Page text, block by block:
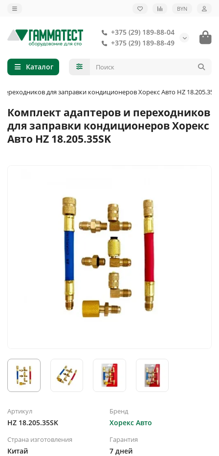
BYN
+375 (29) 189-88-04
+375 (29) 189-88-49
Каталог
для заправки кондиционеров Хорекс Авто HZ
Комплект адаптеров и переходников
для заправки кондиционеров Хорекс
Авто HZ 18.205.35SK
Артикул
HZ 18.205.35SK
Бренд
Хорекс Авто
Страна изготовления
Китай
Гарантия
7 дней